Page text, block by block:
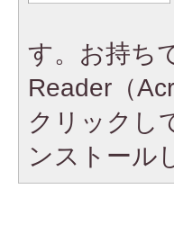
す。お持ち
Reader（
クリックし
ンストール